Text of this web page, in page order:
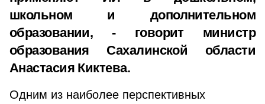
школьном и дополнительном
образовании, - говорит министр
образования Сахалинской области
Анастасия Киктева.
Одним из наиболее перспективных